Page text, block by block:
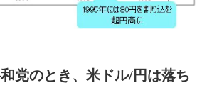
党のとき、米ドル/円は落ち